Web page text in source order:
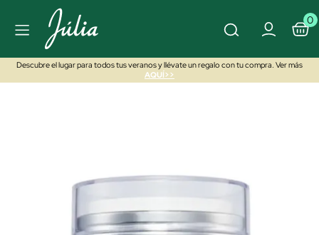
0
Descubre el lugar para todos tus veranos y llévate un regalo con tu compra. Ver más
AQUÍ>>